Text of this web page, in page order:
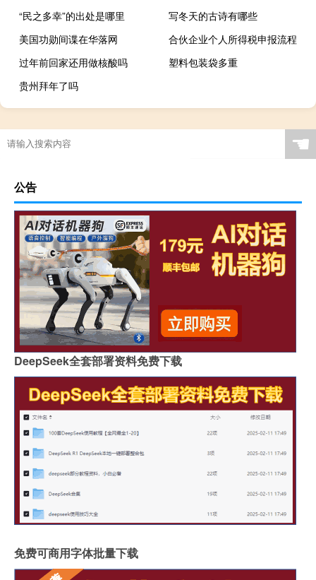
“民之多幸”的出处是哪里
写冬天的古诗有哪些
美国功勋间谍在华落网
合伙企业个人所得税申报流程
过年前回家还用做核酸吗
塑料包装袋多重
贵州拜年了吗
☚
公告
DeepSeek全套部署资料免费下载
免费可商用字体批量下载